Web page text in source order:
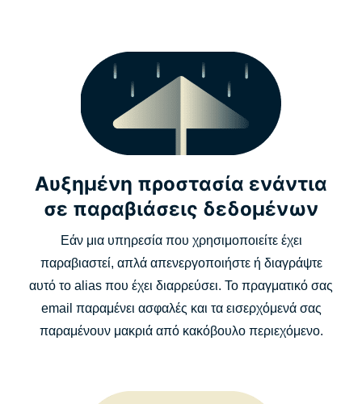
Αυξημένη προστασία ενάντια
σε παραβιάσεις δεδομένων
Εάν μια υπηρεσία που χρησιμοποιείτε έχει
παραβιαστεί, απλά απενεργοποιήστε ή διαγράψτε
αυτό το alias που έχει διαρρεύσει. Το πραγματικό σας
email παραμένει ασφαλές και τα εισερχόμενά σας
παραμένουν μακριά από κακόβουλο περιεχόμενο.